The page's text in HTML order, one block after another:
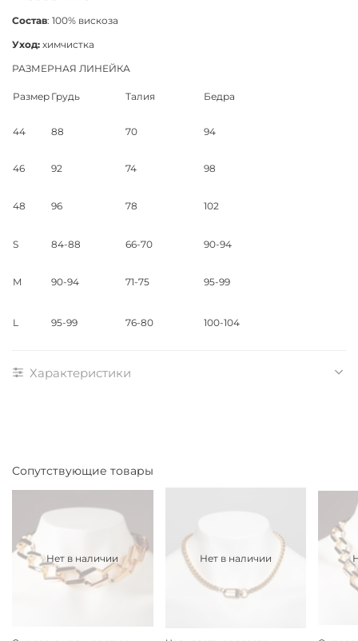
Состав: 100% вискоза
Уход: химчистка
РАЗМЕРНАЯ ЛИНЕЙКА
Размер Грудь Талия Бедра
44 88 70 94
46 92 74 98
48 96 78 102
S 84-88 66-70 90-94
M 90-94 71-75 95-99
L 95-99 76-80 100-104
Характеристики
Сопутствующие товары
Нет в наличии Нет в наличии